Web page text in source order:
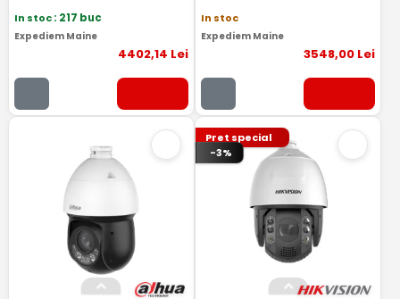
In stoc: 217 buc
Expediem Maine
4402,14 Lei
In stoc
Expediem Maine
3548,00 Lei
Pret special
-3%